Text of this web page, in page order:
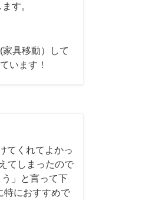
す。
具移動）して
います！
てくれてよかっ
てしまったので
」と言って下
特におすすめで